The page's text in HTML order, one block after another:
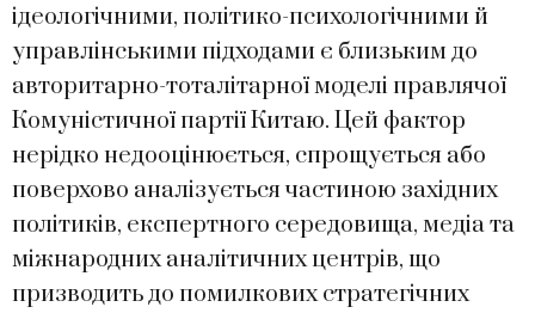
ідеологічними, політико-психологічними й
управлінськими підходами є близьким до
авторитарно-тоталітарної моделі правлячої
Комуністичної партії Китаю. Цей фактор
нерідко недооцінюється, спрощується або
поверхово аналізується частиною західних
політиків, експертного середовища, медіа та
міжнародних аналітичних центрів, що
призводить до помилкових стратегічних